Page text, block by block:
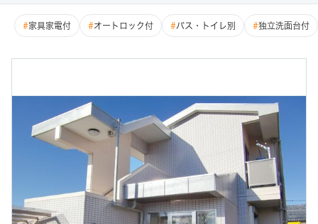
一般マ
ンショ
インフ
ション
お部屋
探しの
流れ
#家具家電付 #オートロック付 #バス・トイレ別 #独立洗面台付